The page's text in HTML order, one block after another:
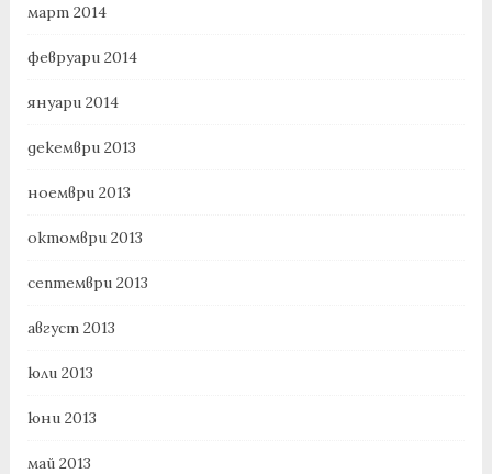
март 2014
февруари 2014
януари 2014
декември 2013
ноември 2013
октомври 2013
септември 2013
август 2013
юли 2013
юни 2013
май 2013